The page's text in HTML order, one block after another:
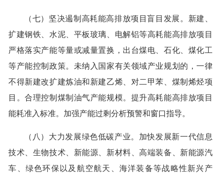
（七）坚决遏制高耗能高排放项目盲目发展。新建、
扩建钢铁、水泥、平板玻璃、电解铝等高耗能高排放项目
严格落实产能等量或减量置换，出台煤电、石化、煤化工
等产能控制政策。未纳入国家有关领域产业规划的，一律
不得新建改扩建炼油和新建乙烯、对二甲苯、煤制烯烃项
目。合理控制煤制油气产能规模。提升高耗能高排放项目
能耗准入标准。加强产能过剩分析预警和窗口指导。
（八）大力发展绿色低碳产业。加快发展新一代信息
技术、生物技术、新能源、新材料、高端装备、新能源汽
车、绿色环保以及航空航天、海洋装备等战略性新兴产